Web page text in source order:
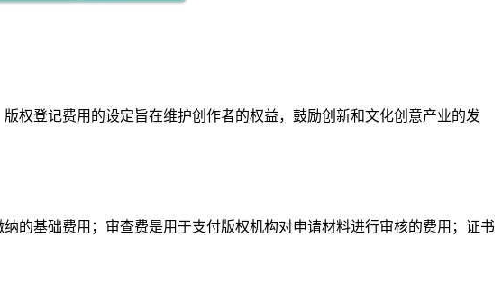
权登记费用的设定旨在维护创作者的权益，鼓励创新和文化创意产业的发
的基础费用；审查费是用于支付版权机构对申请材料进行审核的费用；证书